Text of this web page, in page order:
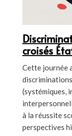
croisés
Cette journée
(systémiques,
à la réussite
perspectives